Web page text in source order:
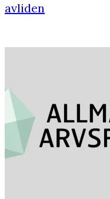
avliden